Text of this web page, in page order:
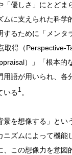
「優しさ」にとどま
ムに支えられた科学
するために「メンタ
取得（Perspective-
）」「根本的
用語が用いられ、各
いる1 。
景を想像する」とい
ニズムによって機能
、この想像力を意図